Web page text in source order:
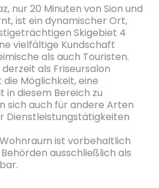
nur 20 Minuten von Sion und
ist ein dynamischer Ort,
Skigebiet 4
vielfältige Kundschaft
als auch Touristen.
als Friseursalon
Möglichkeit, eine
diesem Bereich zu
sich auch für andere Arten
Dienstleistungstätigkeiten
ist vorbehaltlich
ausschließlich als